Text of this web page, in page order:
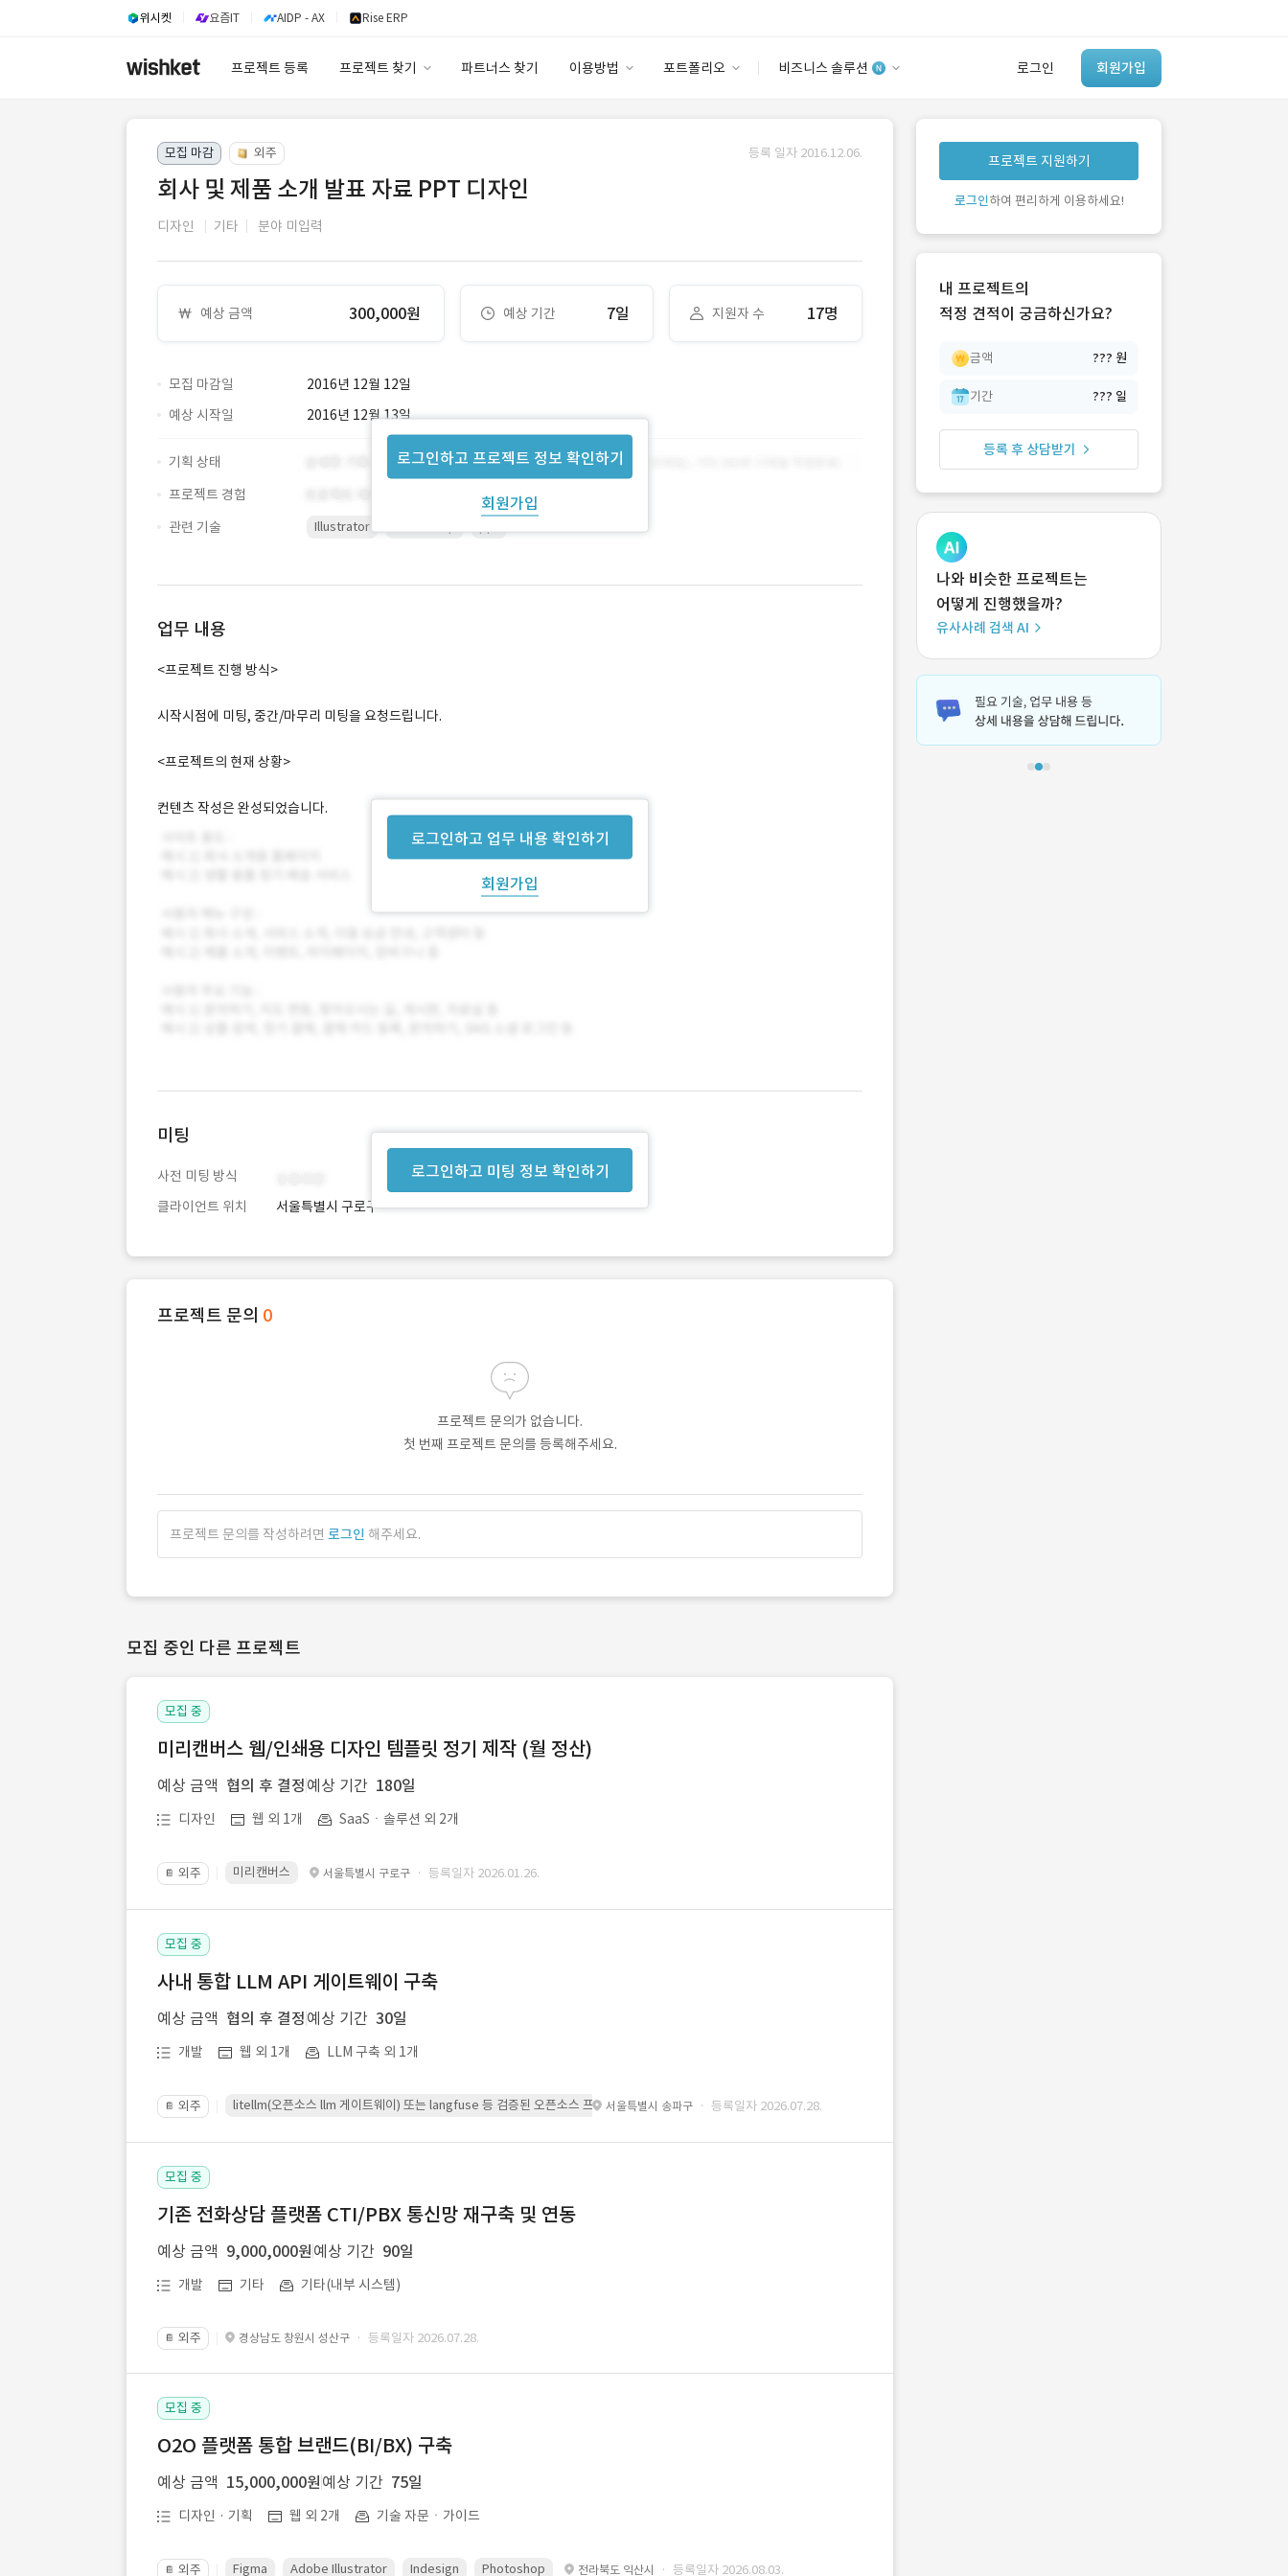
위시켓 요즘IT AIDP - AX Rise ERP
프로젝트 등록 프로젝트 찾기 파트너스 찾기 이용방법 포트폴리오 비즈니스 솔루션 로그인 회원가입
안심 코드 케어
유사사례 검색 AI
‘이런 거’ 만들어본
개발 회사 있어?
모집 마감 외주 등록 일자 2016.12.06.
회사 및 제품 소개 발표 자료 PPT 디자인
디자인 기타 분야 미입력
예상 금액 300,000원 예상 기간 7일 지원자 수 17명
모집 마감일 2016년 12월 12일
로그인하고 프로젝트 정보 확인하기
회원가입
예상 시작일 2016년 12월 13일
기획 상태
프로젝트 경험
관련 기술
Illustrator
업무 내용
로그인하고 업무 내용 확인하기
회원가입
<프로젝트 진행 방식>
시작시점에 미팅, 중간/마무리 미팅을 요청드립니다.
<프로젝트의 현재 상황>
컨텐츠 작성은 완성되었습니다.
로그인하고 미팅 정보 확인하기
미팅
사전 미팅 방식
클라이언트 위치
서울특별시 구로구
프로젝트 문의 0
프로젝트 문의가 없습니다.
첫 번째 프로젝트 문의를 등록해주세요.
프로젝트 문의를 작성하려면 로그인 해주세요.
모집 중인 다른 프로젝트
모집 중
미리캔버스 웹/인쇄용 디자인 템플릿 정기 제작 (월 정산)
예상 금액 협의 후 결정 예상 기간 180일
디자인 웹 외 1개 SaaSㆍ솔루션 외 2개
📔 외주 미리캔버스 서울특별시 구로구 · 등록일자 2026.01.26.
모집 중
사내 통합 LLM API 게이트웨이 구축
예상 금액 협의 후 결정 예상 기간 30일
개발 웹 외 1개 LLM 구축 외 1개
📔 외주 litellm(오픈소스 llm 게이트웨이) 또는 langfuse 등 검증된 오픈소스 프레임워크를 기반으로 시스템을 구축
서울특별시 송파구 · 등록일자 2026.07.28.
모집 중
기존 전화상담 플랫폼 CTI/PBX 통신망 재구축 및 연동
예상 금액 9,000,000원 예상 기간 90일
개발 기타 기타(내부 시스템)
📔 외주 경상남도 창원시 성산구 · 등록일자 2026.07.28.
모집 중
O2O 플랫폼 통합 브랜드(BI/BX) 구축
예상 금액 15,000,000원 예상 기간 75일
디자인 · 기획 웹 외 2개 기술 자문ㆍ가이드
📔 외주 Figma Adobe Illustrator Indesign Photoshop 전라북도 익산시 · 등록일자 2026.08.03.
프로젝트 지원하기
로그인하여 편리하게 이용하세요!
내 프로젝트의
적정 견적이 궁금하신가요?
금액 ??? 원
기간 ??? 일
등록 후 상담받기
나와 비슷한 프로젝트는
어떻게 진행했을까?
유사사례 검색 AI